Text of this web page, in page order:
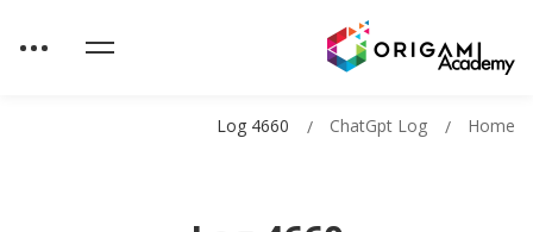
Home
ChatGpt Log
Log 4660